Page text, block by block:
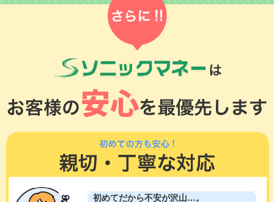
初めてだから不安が沢山…。